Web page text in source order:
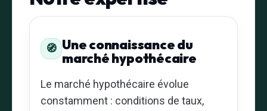
🧭 Une connaissance du
marché hypothécaire
Le marché hypothécaire évolue
constamment : conditions de taux,